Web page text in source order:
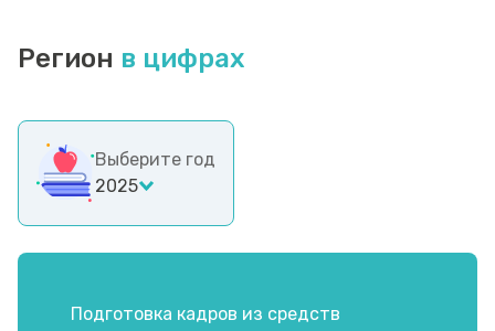
Регион в цифрах
Выберите год
2025
Подготовка кадров из средств